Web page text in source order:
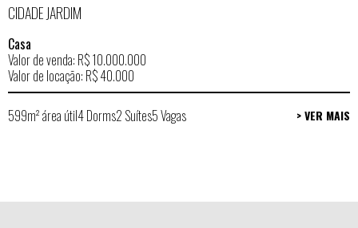
CIDADE JARDIM
Casa
Valor de venda: R$ 10.000.000
Valor de locação: R$ 40.000
599m² área útil4 Dorms2 Suítes5 Vagas > VER MAIS